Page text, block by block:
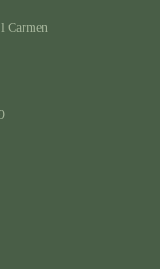
Carmen